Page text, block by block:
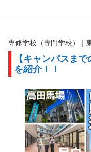
専修学校（専門学校）｜
【キャンパスま
を紹介！！